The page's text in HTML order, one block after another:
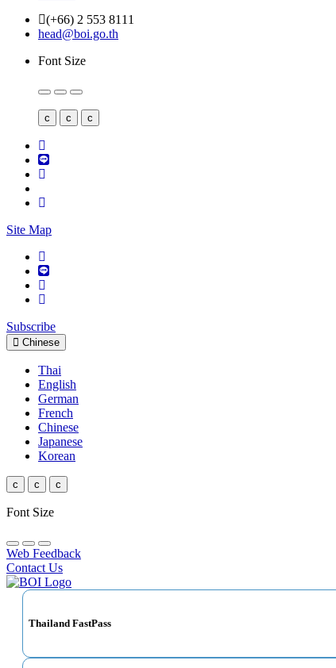
(+66) 2 553 8111
head@boi.go.th
Font Size
c c c
Site Map
Subscribe
Chinese
Thai
English
German
French
Chinese
Japanese
Korean
c c c
Font Size
Web Feedback
Contact Us
Thailand FastPass